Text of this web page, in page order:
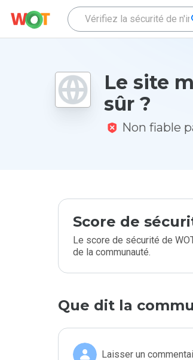
Le site
sûr ?
Non fiable
Score de
Le score de sécurité de
de la communauté.
Que dit la
Laisser un